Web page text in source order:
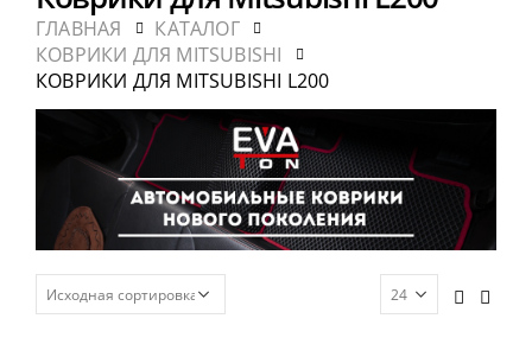
ГЛАВНАЯ
КАТАЛОГ
КОВРИКИ ДЛЯ MITSUBISHI
КОВРИКИ ДЛЯ MITSUBISHI L200